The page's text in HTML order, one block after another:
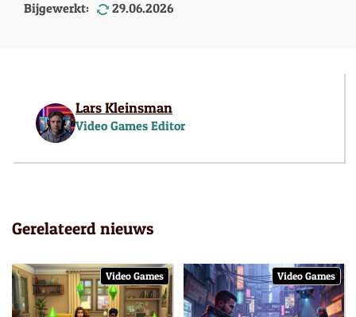
Bijgewerkt: 29.06.2026
Lars Kleinsman
Video Games Editor
Gerelateerd nieuws
Video Games Video Games